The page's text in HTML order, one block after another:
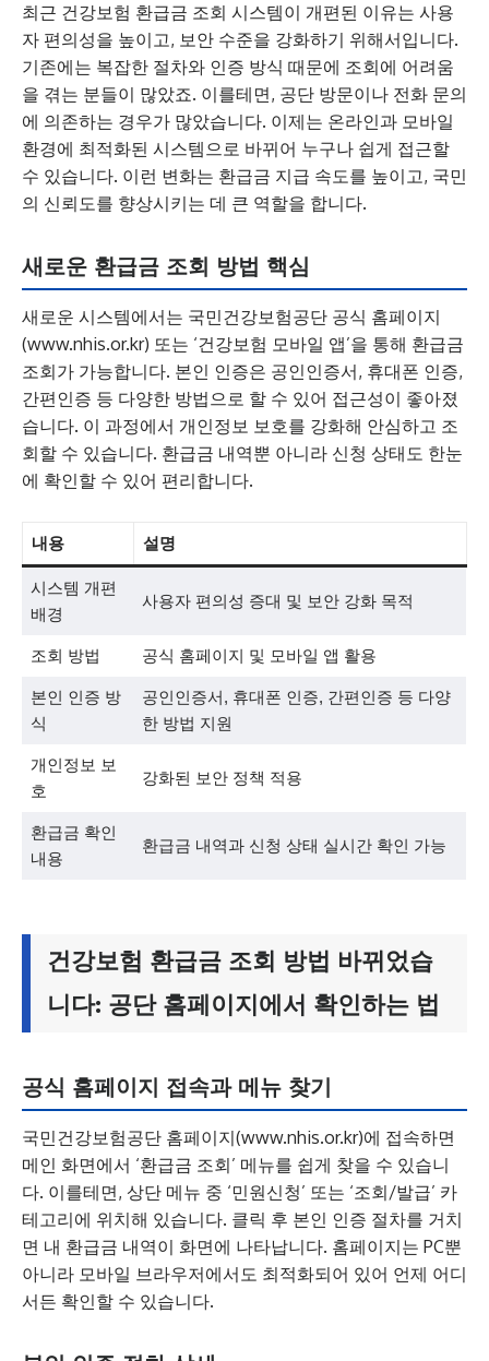
최근 건강보험 환급금 조회 시스템이 개편된 이유는 사용
자 편의성을 높이고, 보안 수준을 강화하기 위해서입니다.
기존에는 복잡한 절차와 인증 방식 때문에 조회에 어려움
을 겪는 분들이 많았죠. 이를테면, 공단 방문이나 전화 문의
에 의존하는 경우가 많았습니다. 이제는 온라인과 모바일
환경에 최적화된 시스템으로 바뀌어 누구나 쉽게 접근할
수 있습니다. 이런 변화는 환급금 지급 속도를 높이고, 국민
의 신뢰도를 향상시키는 데 큰 역할을 합니다.
새로운 환급금 조회 방법 핵심
새로운 시스템에서는 국민건강보험공단 공식 홈페이지
(www.nhis.or.kr) 또는 ‘건강보험 모바일 앱’을 통해 환급금
조회가 가능합니다. 본인 인증은 공인인증서, 휴대폰 인증,
간편인증 등 다양한 방법으로 할 수 있어 접근성이 좋아졌
습니다. 이 과정에서 개인정보 보호를 강화해 안심하고 조
회할 수 있습니다. 환급금 내역뿐 아니라 신청 상태도 한눈
에 확인할 수 있어 편리합니다.
내용 설명
시스템 개편
배경
사용자 편의성 증대 및 보안 강화 목적
조회 방법 공식 홈페이지 및 모바일 앱 활용
본인 인증 방
식
공인인증서, 휴대폰 인증, 간편인증 등 다양
한 방법 지원
개인정보 보
호
강화된 보안 정책 적용
환급금 확인
내용
환급금 내역과 신청 상태 실시간 확인 가능
건강보험 환급금 조회 방법 바뀌었습
니다: 공단 홈페이지에서 확인하는 법
공식 홈페이지 접속과 메뉴 찾기
국민건강보험공단 홈페이지(www.nhis.or.kr)에 접속하면
메인 화면에서 ‘환급금 조회’ 메뉴를 쉽게 찾을 수 있습니
다. 이를테면, 상단 메뉴 중 ‘민원신청’ 또는 ‘조회/발급’ 카
테고리에 위치해 있습니다. 클릭 후 본인 인증 절차를 거치
면 내 환급금 내역이 화면에 나타납니다. 홈페이지는 PC뿐
아니라 모바일 브라우저에서도 최적화되어 있어 언제 어디
서든 확인할 수 있습니다.